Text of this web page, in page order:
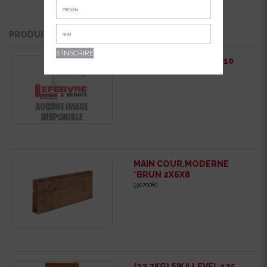
PRODUITS QUI POURRAIENT VOUS INTÉRESSER
BARD. A COINTER 10-10
MAIN COUR.MODERNE
*BRUN 2X6X8
53070080